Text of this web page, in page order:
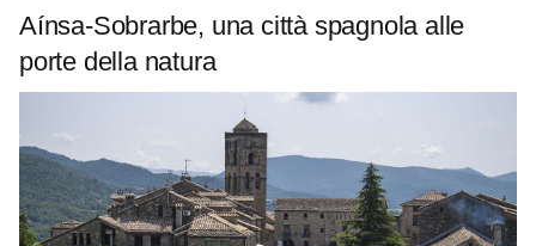
Aínsa-Sobrarbe, una città spagnola alle
porte della natura